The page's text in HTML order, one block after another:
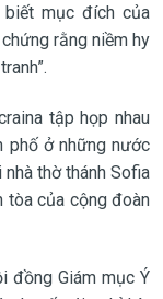
biết mục đích của
rằng niềm hy
tập họp nhau
phố ở những nước
thờ thánh Sofia
tòa của cộng đoàn
đồng Giám mục Ý